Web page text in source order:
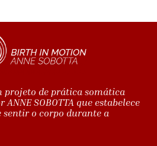
projeto de prática somática
SOBOTTA que estabelece
sentir o corpo durante a